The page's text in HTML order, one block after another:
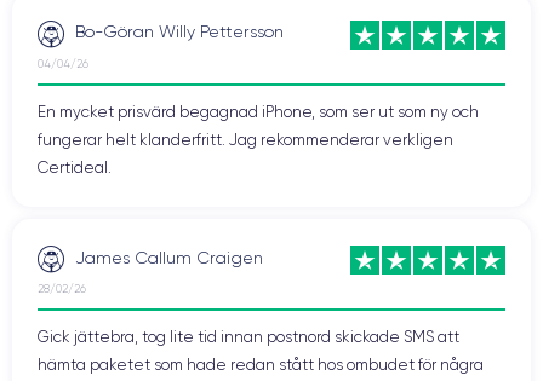
Bo-Göran Willy Pettersson
04/04/26
En mycket prisvärd begagnad iPhone, som ser ut som ny och
fungerar helt klanderfritt. Jag rekommenderar verkligen
Certideal.
James Callum Craigen
28/02/26
Gick jättebra, tog lite tid innan postnord skickade SMS att
hämta paketet som hade redan stått hos ombudet för några